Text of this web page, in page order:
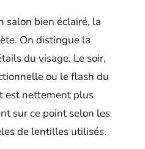
salon bien éclairé, la
On distingue la
du visage. Le soir,
ou le flash du
est nettement plus
sur ce point selon les
de lentilles utilisés.